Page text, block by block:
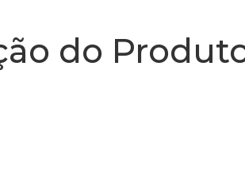
do